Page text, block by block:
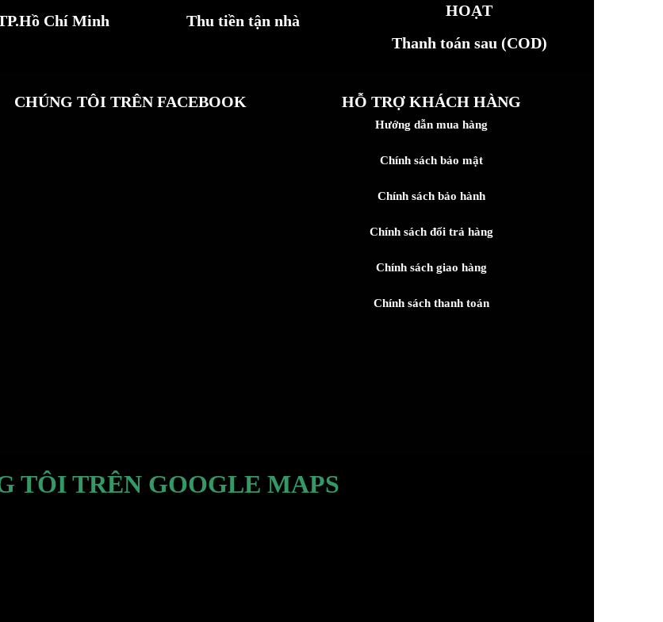
Chí Minh
Thu tiền tận nhà
HOẠT
Thanh toán sau (COD)
CHÚNG TÔI TRÊN FACEBOOK HỖ TRỢ KHÁCH HÀNG
Hướng dẫn mua hàng
Chính sách bảo mật
Chính sách bảo hành
Chính sách đổi trả hàng
Chính sách giao hàng
Chính sách thanh toán
TÔI TRÊN GOOGLE MAPS